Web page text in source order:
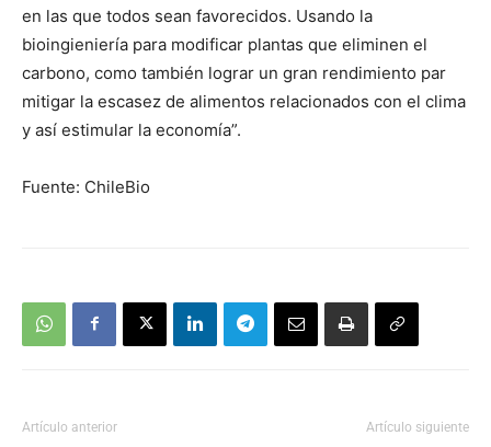
en las que todos sean favorecidos. Usando la
bioingieniería para modificar plantas que eliminen el
carbono, como también lograr un gran rendimiento par
mitigar la escasez de alimentos relacionados con el clima
y así estimular la economía”.
Fuente: ChileBio
Artículo anterior Artículo siguiente